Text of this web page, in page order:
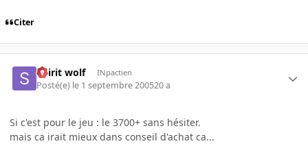
Citer
Spirit wolf INpactien
Posté(e) le 1 septembre 200520 a
Si c'est pour le jeu : le 3700+ sans hésiter.
mais ca irait mieux dans conseil d'achat ca...